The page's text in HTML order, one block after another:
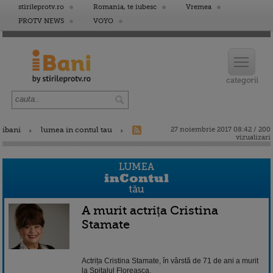
stirileprotv.ro Romania, te iubesc
Vremea
PROTV NEWS
VOYO
ibani lumea in contul tau
27 noiembrie 2017 08:42 / 200
vizualizari
A murit actrița Cristina
Stamate
Actrița Cristina Stamate, în vârstă de 71 de ani a murit
la Spitalul Floreasca.